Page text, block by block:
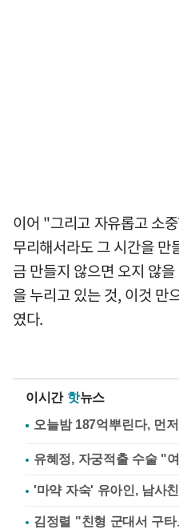
이어 "그리고 자유롭고 소
무리해서라도 그 시간을 만
금 만들지 않으면 오지 않
을 누리고 있는 것, 이것 만
였다.
이시간 핫뉴스
유혜정, 자궁적출 수술 "
'마약 자숙' 유아인, 남사
김정렬 "친형 군대서 구